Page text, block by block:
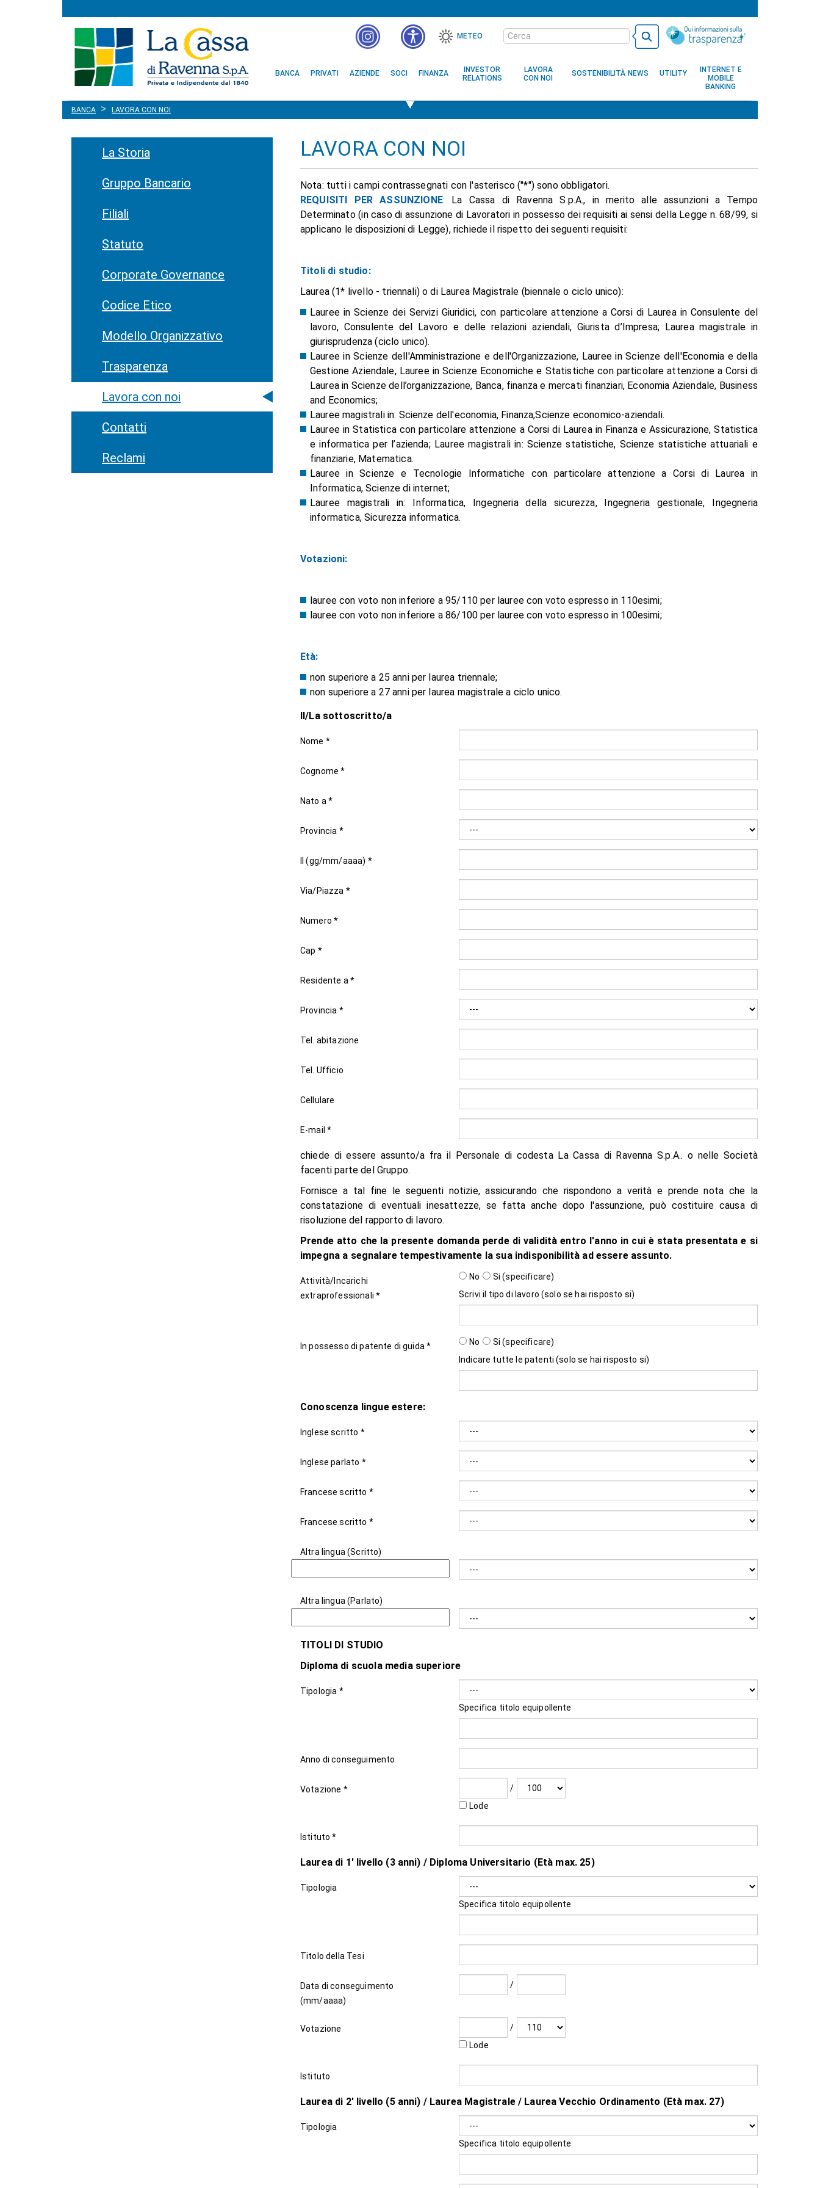
METEO
Cerca
nel
sito
Menu
principale
BANCA PRIVATI AZIENDE SOCI FINANZA
INVESTOR
RELATIONS
LAVORA
CON NOI
SOSTENIBILITÀ NEWS UTILITY
INTERNET E
MOBILE
BANKING
BANCA LAVORA CON NOI
La Storia
Gruppo Bancario
Filiali
Statuto
Corporate Governance
Codice Etico
Modello Organizzativo
Trasparenza
Lavora con noi
Contatti
Reclami
LAVORA CON NOI
Nota: tutti i campi contrassegnati con l'asterisco ("*") sono obbligatori.
REQUISITI PER ASSUNZIONE: La Cassa di Ravenna S.p.A., in merito alle assunzioni a Tempo
Determinato (in caso di assunzione di Lavoratori in possesso dei requisiti ai sensi della Legge n. 68/99, si
applicano le disposizioni di Legge), richiede il rispetto dei seguenti requisiti:
Titoli di studio:
Laurea (1* livello - triennali) o di Laurea Magistrale (biennale o ciclo unico):
Lauree in Scienze dei Servizi Giuridici, con particolare attenzione a Corsi di Laurea in Consulente del
lavoro, Consulente del Lavoro e delle relazioni aziendali, Giurista d’Impresa; Laurea magistrale in
giurisprudenza (ciclo unico).
Lauree in Scienze dell'Amministrazione e dell'Organizzazione, Lauree in Scienze dell'Economia e della
Gestione Aziendale, Lauree in Scienze Economiche e Statistiche con particolare attenzione a Corsi di
Laurea in Scienze dell’organizzazione, Banca, finanza e mercati finanziari, Economia Aziendale, Business
and Economics;
Lauree magistrali in: Scienze dell'economia, Finanza,Scienze economico-aziendali.
Lauree in Statistica con particolare attenzione a Corsi di Laurea in Finanza e Assicurazione, Statistica
e informatica per l’azienda; Lauree magistrali in: Scienze statistiche, Scienze statistiche attuariali e
finanziarie, Matematica.
Lauree in Scienze e Tecnologie Informatiche con particolare attenzione a Corsi di Laurea in
Informatica, Scienze di internet;
Lauree magistrali in: Informatica, Ingegneria della sicurezza, Ingegneria gestionale, Ingegneria
informatica, Sicurezza informatica.
Votazioni:
lauree con voto non inferiore a 95/110 per lauree con voto espresso in 110esimi;
lauree con voto non inferiore a 86/100 per lauree con voto espresso in 100esimi;
Età:
non superiore a 25 anni per laurea triennale;
non superiore a 27 anni per laurea magistrale a ciclo unico.
Il/La sottoscritto/a
Nome *
Cognome *
Nato a *
Provincia *
Il (gg/mm/aaaa) *
Via/Piazza *
Numero *
Cap *
Residente a *
Provincia *
Tel. abitazione
Tel. Ufficio
Cellulare
E-mail *
chiede di essere assunto/a fra il Personale di codesta La Cassa di Ravenna S.p.A.. o nelle Società
facenti parte del Gruppo.
Fornisce a tal fine le seguenti notizie, assicurando che rispondono a verità e prende nota che la
constatazione di eventuali inesattezze, se fatta anche dopo l'assunzione, può costituire causa di
risoluzione del rapporto di lavoro.
Prende atto che la presente domanda perde di validità entro l'anno in cui è stata presentata e si
impegna a segnalare tempestivamente la sua indisponibilità ad essere assunto.
Attività/Incarichi
extraprofessionali *
No
Si (specificare)
Scrivi il tipo di lavoro (solo se hai risposto si)
In possesso di patente di guida * No
Si (specificare)
Indicare tutte le patenti (solo se hai risposto si)
Conoscenza lingue estere:
Inglese scritto *
Inglese parlato *
Francese scritto *
Francese scritto *
Altra lingua (Scritto)
Altra lingua (Parlato)
TITOLI DI STUDIO
Diploma di scuola media superiore
Tipologia *
Specifica titolo equipollente
Anno di conseguimento
Votazione *
/
Lode
Istituto *
Laurea di 1' livello (3 anni) / Diploma Universitario (Età max. 25)
Tipologia
Specifica titolo equipollente
Titolo della Tesi
Data di conseguimento
(mm/aaaa)
/
Votazione
/
Lode
Istituto
Laurea di 2' livello (5 anni) / Laurea Magistrale / Laurea Vecchio Ordinamento (Età max. 27)
Tipologia
Specifica titolo equipollente